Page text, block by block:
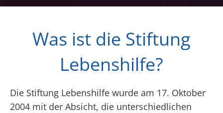
Was ist die Stiftung
Lebenshilfe?
Die Stiftung Lebenshilfe wurde am 17. Oktober
2004 mit der Absicht, die unterschiedlichen